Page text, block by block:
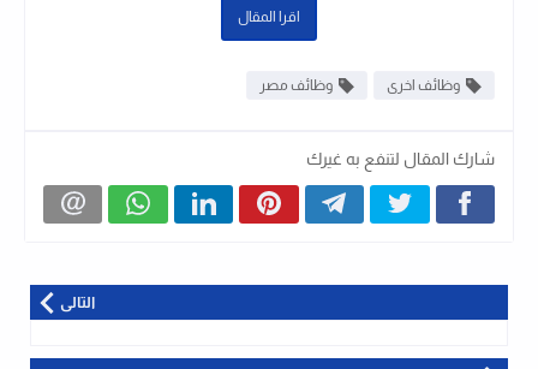
اقرا المقال
وظائف اخرى وظائف مصر
شارك المقال لتنفع به غيرك
التالى